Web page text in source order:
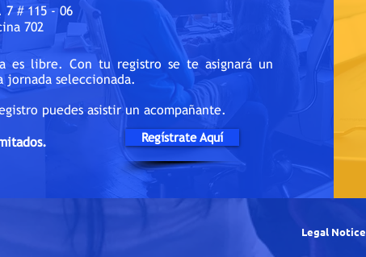
7 # 115 - 06
702
es libre. Con tu registro se te asignará un
jornada seleccionada.
puedes asistir un acompañante.
Regístrate Aquí
Legal Notice